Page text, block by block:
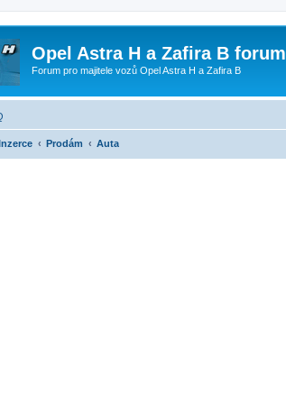
Opel Astra H a Zafira B forum
Forum pro majitele vozů Opel Astra H a Zafira B
Prodám Auta